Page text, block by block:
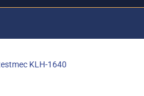
KLH-1640